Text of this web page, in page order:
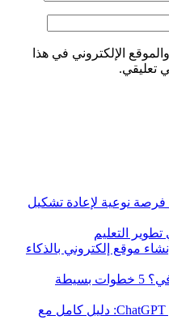
الإلكتروني في هذا
تعليقي.
فرصة نوعية لإعادة تشكيل
التعليم
موقع إلكتروني بالذكاء
كيف تكتب أول برومبت احترافي؟ 5 خطوات بسيطة
شرح الكود البرمجي باستخدام ChatGPT: دليل كامل مع